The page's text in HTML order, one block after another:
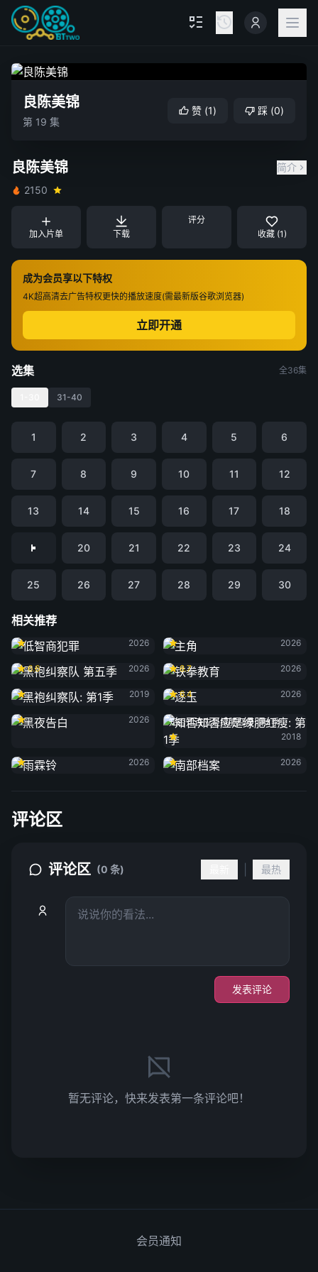
良陈美锦
第 19 集
赞 (1) 踩 (0)
良陈美锦
简介
2150
加入片单 下载
评分
收藏 (1)
成为会员享以下特权
4K超高清去广告特权更快的播放速度(需最新版谷歌浏览器)
立即开通
选集 全36集
31-40
1 2 3 4 5 6
7 8 9 10 11 12
13 14 15 16 17 18
20 21 22 23 24
25 26 27 28 29 30
相关推荐
低智商犯罪
2026
2026
黑袍纠察队 第五季
6.6
2026
铁拳教育
8.7
2026
黑袍纠察队: 第1季
2019
逐玉
6.4
2026
黑夜告白
2026
知否知否应是绿肥红瘦: 第1季
2018
2026
南部档案
2026
评论区
评论区 (0 条) 最热
发表评论
暂无评论，快来发表第一条评论吧！
会员通知